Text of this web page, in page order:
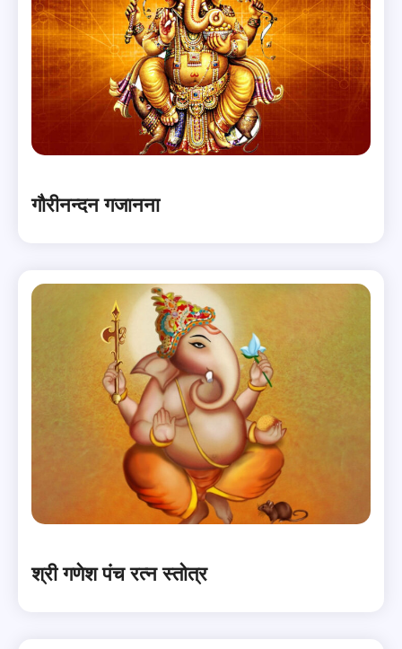
गौरीनन्दन गजानना
श्री गणेश पंच रत्न स्तोत्र